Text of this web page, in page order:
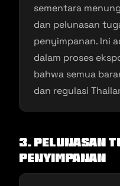
sementara
dan pelunasan
penyimpanan. Ini
dalam proses
bahwa semua
dan regulasi
3. Pelunasan
Penyimpanan